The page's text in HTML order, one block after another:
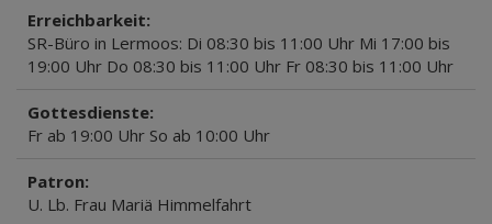
Erreichbarkeit:
SR-Büro in Lermoos: Di 08:30 bis 11:00 Uhr Mi 17:00 bis
19:00 Uhr Do 08:30 bis 11:00 Uhr Fr 08:30 bis 11:00 Uhr
Gottesdienste:
Fr ab 19:00 Uhr So ab 10:00 Uhr
Patron:
U. Lb. Frau Mariä Himmelfahrt